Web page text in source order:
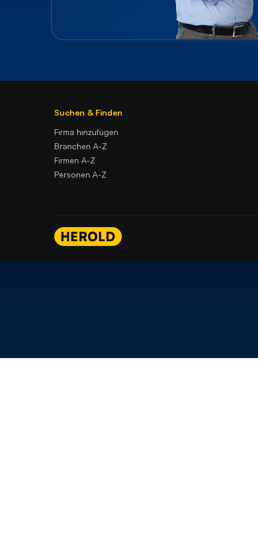
Suchen & Finden
Firma hinzufügen
Branchen A-Z
Firmen A-Z
Personen A-Z